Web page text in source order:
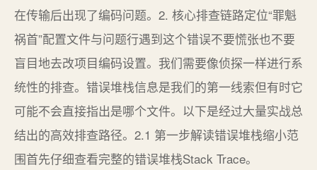
在传输后出现了编码问题。2. 核心排查链路定位“罪魁
祸首”配置文件与问题行遇到这个错误不要慌张也不要
盲目地去改项目编码设置。我们需要像侦探一样进行系
统性的排查。错误堆栈信息是我们的第一线索但有时它
可能不会直接指出是哪个文件。以下是经过大量实战总
结出的高效排查路径。2.1 第一步解读错误堆栈缩小范
围首先仔细查看完整的错误堆栈Stack Trace。